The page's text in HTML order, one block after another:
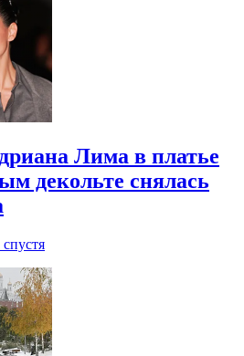
Лима в платье
декольте снялась
спустя